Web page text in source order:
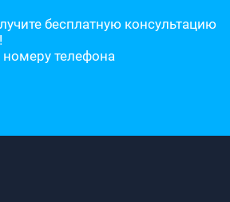
бесплатную консультацию
телефона